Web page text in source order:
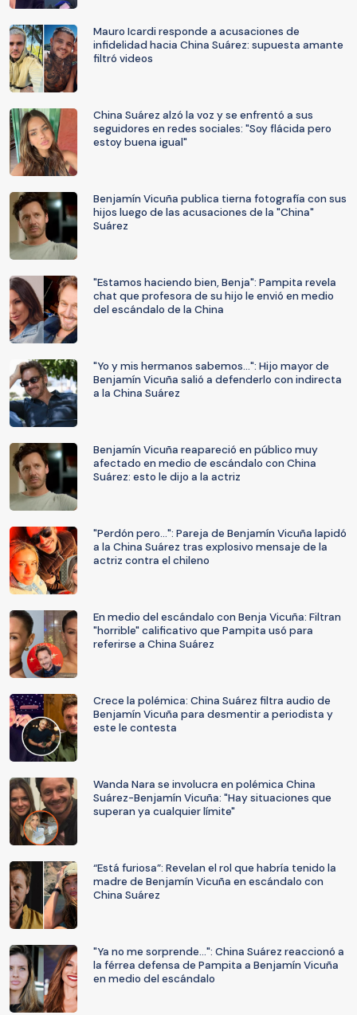
Mauro Icardi responde a acusaciones de
infidelidad hacia China Suárez: supuesta amante
filtró videos
China Suárez alzó la voz y se enfrentó a sus
seguidores en redes sociales: "Soy flácida pero
estoy buena igual"
Benjamín Vicuña publica tierna fotografía con sus
hijos luego de las acusaciones de la "China"
Suárez
"Estamos haciendo bien, Benja": Pampita revela
chat que profesora de su hijo le envió en medio
del escándalo de la China
"Yo y mis hermanos sabemos...": Hijo mayor de
Benjamín Vicuña salió a defenderlo con indirecta
a la China Suárez
Benjamín Vicuña reapareció en público muy
afectado en medio de escándalo con China
Suárez: esto le dijo a la actriz
"Perdón pero...": Pareja de Benjamín Vicuña lapidó
a la China Suárez tras explosivo mensaje de la
actriz contra el chileno
En medio del escándalo con Benja Vicuña: Filtran
"horrible" calificativo que Pampita usó para
referirse a China Suárez
Crece la polémica: China Suárez filtra audio de
Benjamín Vicuña para desmentir a periodista y
este le contesta
Wanda Nara se involucra en polémica China
Suárez-Benjamín Vicuña: "Hay situaciones que
superan ya cualquier límite"
“Está furiosa”: Revelan el rol que habría tenido la
madre de Benjamín Vicuña en escándalo con
China Suárez
"Ya no me sorprende...": China Suárez reaccionó a
la férrea defensa de Pampita a Benjamín Vicuña
en medio del escándalo